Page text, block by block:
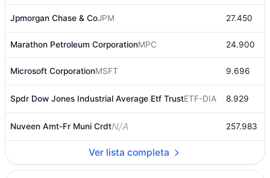
Jpmorgan Chase & CoJPM 27.450
Marathon Petroleum CorporationMPC 24.900
Microsoft CorporationMSFT 9.696
Spdr Dow Jones Industrial Average Etf TrustETF-DIA 8.929
Nuveen Amt-Fr Muni CrdtN/A 257.983
Ver lista completa